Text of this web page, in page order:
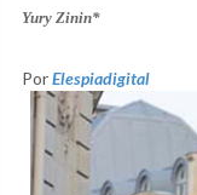
Yury Zinin*
PorElespiadigital